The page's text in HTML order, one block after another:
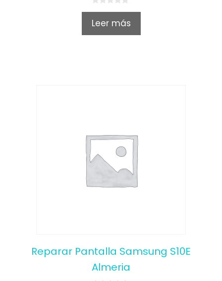
0
u
Leer más
Reparar Pantalla Samsung S10E
Almeria